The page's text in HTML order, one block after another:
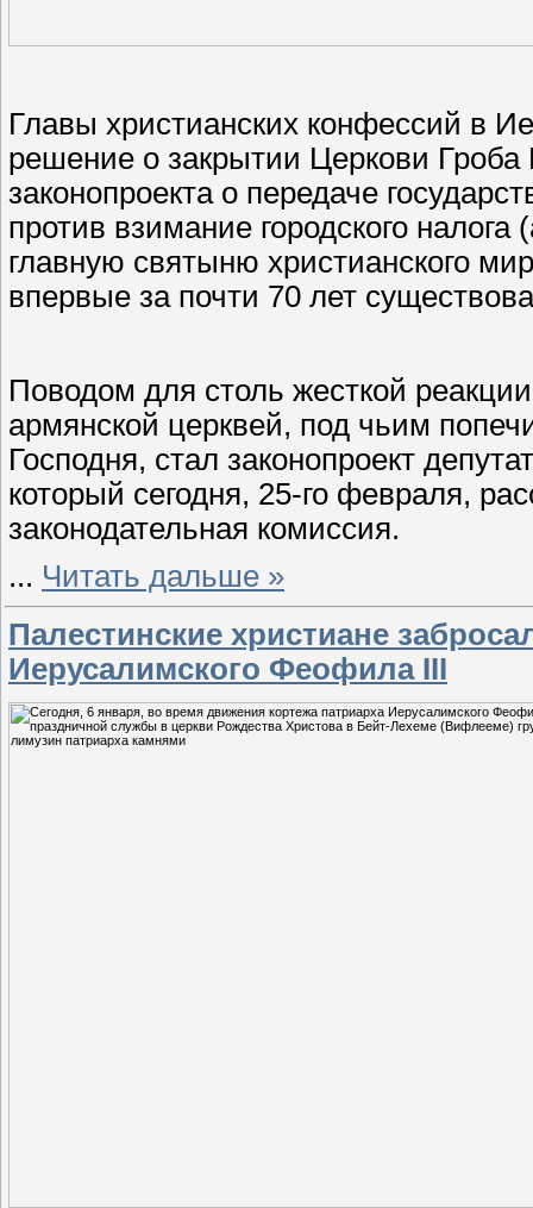
Главы христианских конфессий в
решение о закрытии Церкови Гроба
законопроекта о передаче
против взимание городского
главную святыню христианского
впервые за почти 70 лет
Поводом для столь жесткой
армянской церквей, под чьим
Господня, стал законопроект
который сегодня, 25-го февраля,
законодательная комиссия.
... Читать дальше »
Палестинские христиане
Иерусалимского Феофила III